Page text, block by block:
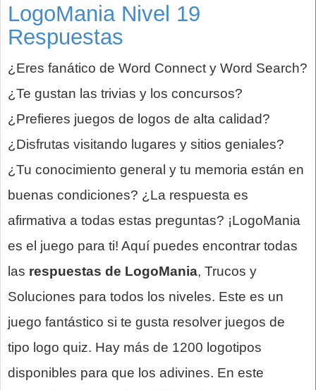
LogoMania Nivel 19
Respuestas
¿Eres fanático de Word Connect y Word Search?
¿Te gustan las trivias y los concursos?
¿Prefieres juegos de logos de alta calidad?
¿Disfrutas visitando lugares y sitios geniales?
¿Tu conocimiento general y tu memoria están en
buenas condiciones? ¿La respuesta es
afirmativa a todas estas preguntas? ¡LogoMania
es el juego para ti! Aquí puedes encontrar todas
las respuestas de LogoMania, Trucos y
Soluciones para todos los niveles. Este es un
juego fantástico si te gusta resolver juegos de
tipo logo quiz. Hay más de 1200 logotipos
disponibles para que los adivines. En este